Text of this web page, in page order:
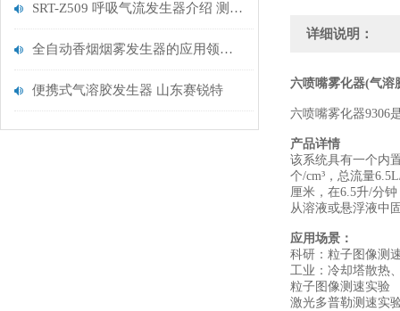
SRT-Z509 呼吸气流发生器介绍 测试稳定
全自动香烟烟雾发生器的应用领域有哪些 山东赛锐特
便携式气溶胶发生器 山东赛锐特
详细说明：
六喷嘴雾化器(气溶
六喷嘴雾化器9306
产品详情
该系统具有一个内
个/cm³，总流量
厘米，在6.5升/分
从溶液或悬浮液中
‌应用场景‌：
科研：粒子图像测
工业：冷却塔散热
粒子图像测速实验
激光多普勒测速实